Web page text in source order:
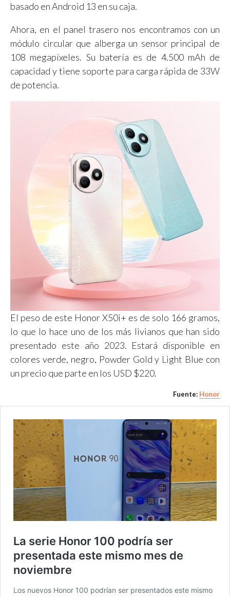
basado en Android 13 en su caja.
Ahora, en el panel trasero nos encontramos con un
módulo circular que alberga un sensor principal de
108 megapíxeles. Su batería es de 4.500 mAh de
capacidad y tiene soporte para carga rápida de 33W
de potencia.
El peso de este Honor X50i+ es de solo 166 gramos,
lo que lo hace uno de los más livianos que han sido
presentado este año 2023. Estará disponible en
colores verde, negro, Powder Gold y Light Blue con
un precio que parte en los USD $220.
Fuente: Honor